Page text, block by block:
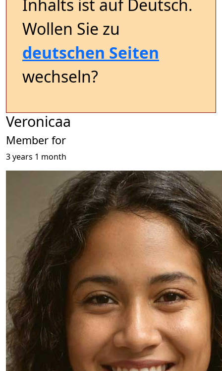
Inhalts ist auf Deutsch.
Wollen Sie zu
deutschen Seiten
wechseln?
Veronicaa
Member for
3 years 1 month